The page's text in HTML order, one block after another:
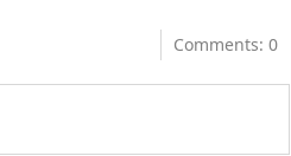
Comments: 0